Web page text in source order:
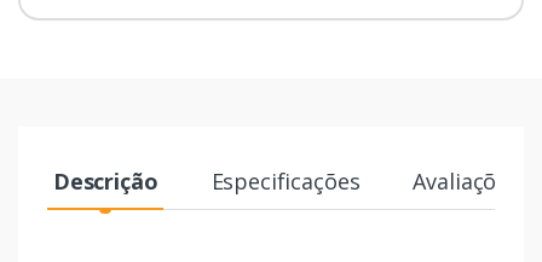
Descrição Especificações Avaliações